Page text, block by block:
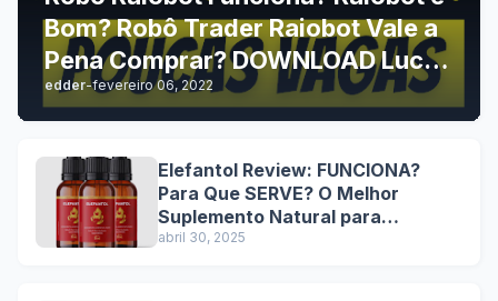
Bom? Robô Trader Raiobot Vale a
Pena Comprar? DOWNLOAD Lucre
no automático hoje!
edder-fevereiro 06, 2022
Elefantol Review: FUNCIONA?
Para Que SERVE? O Melhor
Suplemento Natural para
Performance Sexual Masculina
abril 30, 2025